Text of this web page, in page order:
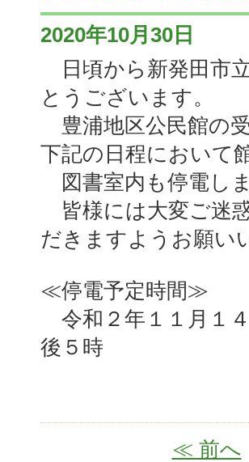
2020年10月30日
日頃から新発田市
とうございます。
豊浦地区公民館の
下記の日程において
図書室内も停電し
皆様には大変ご迷
だきますようお願い
≪停電予定時間≫
令和２年１１月１
後５時
≪ 前へ